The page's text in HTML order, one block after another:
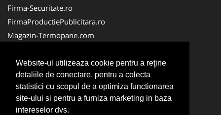
Website-ul utilizeaza cookie pentru a reţine
detaliile de conectare, pentru a colecta
statistici cu scopul de a optimiza functionarea
site-ului si pentru a furniza marketing in baza
intereselor dvs.
Firma-Securitate.ro
FirmaProductiePublicitara.ro
Magazin-Termopane.com
CramaVinuri.ro
FirmaTractariAuto.ro
InstalatiiSolare.com
Pescaresc.ro